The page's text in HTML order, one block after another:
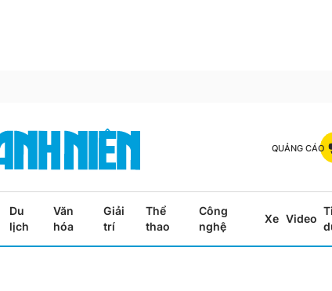
QUẢNG CÁO
Du
lịch
Văn
hóa
Giải
trí
Thể
thao
Công
nghệ
Xe Video